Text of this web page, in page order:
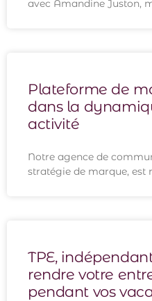
avec Amandine Juston,
Plateforme de
dans la
activité
Notre agence de
stratégie de marque, est
TPE,
rendre votre
pendant vos